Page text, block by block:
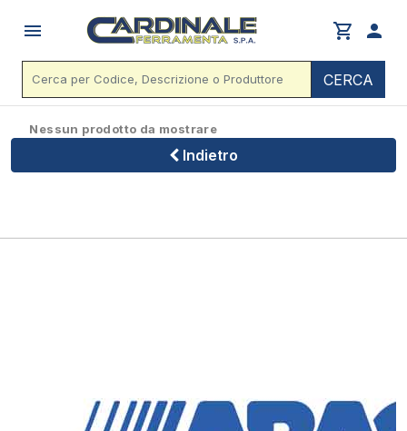
menu shopping_cart person
CERCA
Indietro
Nessun prodotto da mostrare